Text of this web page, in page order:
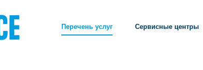
Перечень услуг Сервисные центры